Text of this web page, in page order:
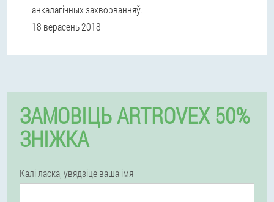
анкалагічных захворванняў.
18 верасень 2018
ЗАМОВІЦЬ ARTROVEX 50%
ЗНІЖКА
Калі ласка, увядзіце ваша імя